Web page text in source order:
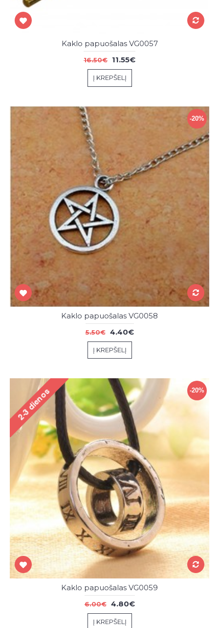
Kaklo papuošalas VG0057
16.50€ 11.55€
Į KREPŠELĮ
-20%
Kaklo papuošalas VG0058
5.50€ 4.40€
Į KREPŠELĮ
-20%
Kaklo papuošalas VG0059
6.00€ 4.80€
Į KREPŠELĮ